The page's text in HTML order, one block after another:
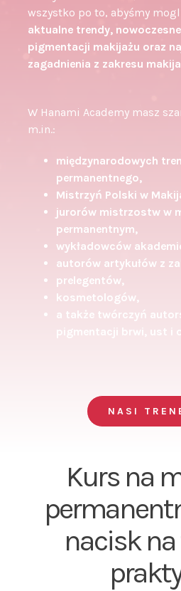
wszystko po to, abyśmy
aktualne trendy,
pigmentacji makijażu oraz
zagadnienia z zakresu
W Hanami Academy masz
m.in.:
międzynarodowych
permanentnego,
Mistrzyń Polski w
jurorów mistrzostw w
permanentnym,
wykładowców
autorów artykułów z
prelegentów,
kosmetologów,
a także twórczyń
pigmentacji brwi, ust i
NASI
Kurs na
nacisk na